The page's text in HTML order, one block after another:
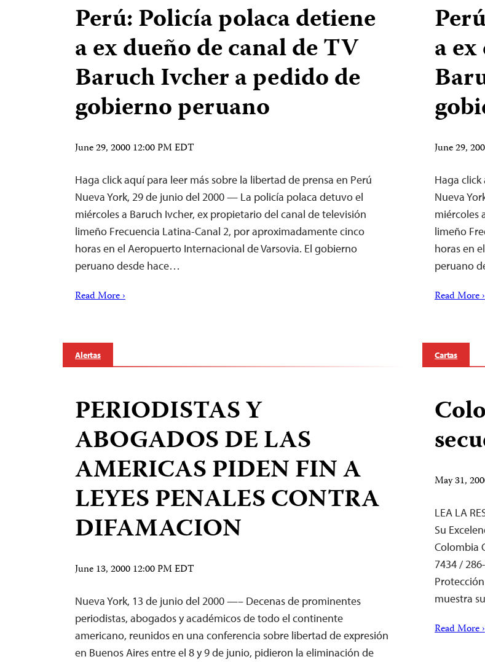
Perú: Policía polaca detiene
a ex dueño de canal de TV
Baruch Ivcher a pedido de
gobierno peruano
June 29, 2000 12:00 PM EDT
Haga click aquí para leer más sobre la libertad de prensa en Perú
Nueva York, 29 de junio del 2000 — La policía polaca detuvo el
miércoles a Baruch Ivcher, ex propietario del canal de televisión
limeño Frecuencia Latina-Canal 2, por aproximadamente cinco
horas en el Aeropuerto Internacional de Varsovia. El gobierno
peruano desde hace…
Read More ›
a
June 29,
Haga
Nueva
miércoles
limeño
horas en
peruano
Read More ›
Alertas
PERIODISTAS Y
ABOGADOS DE LAS
AMERICAS PIDEN FIN A
LEYES PENALES CONTRA
DIFAMACION
June 13, 2000 12:00 PM EDT
Nueva York, 13 de junio del 2000 —– Decenas de prominentes
periodistas, abogados y académicos de todo el continente
americano, reunidos en una conferencia sobre libertad de expresión
en Buenos Aires entre el 8 y 9 de junio, pidieron la eliminación de
Cartas
May 31,
LEA LA
Su
Colombia
7434 /
muestra
Read More ›